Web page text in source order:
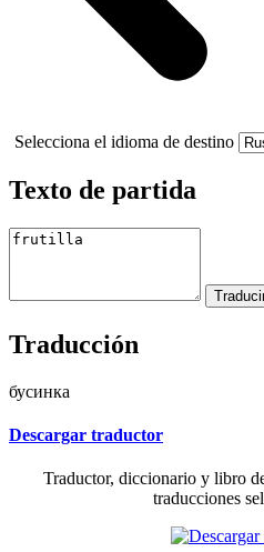
Selecciona el idioma de destino
Texto de partida
Traducción
бусинка
Descargar traductor
Traductor, diccionario y libro
traducciones